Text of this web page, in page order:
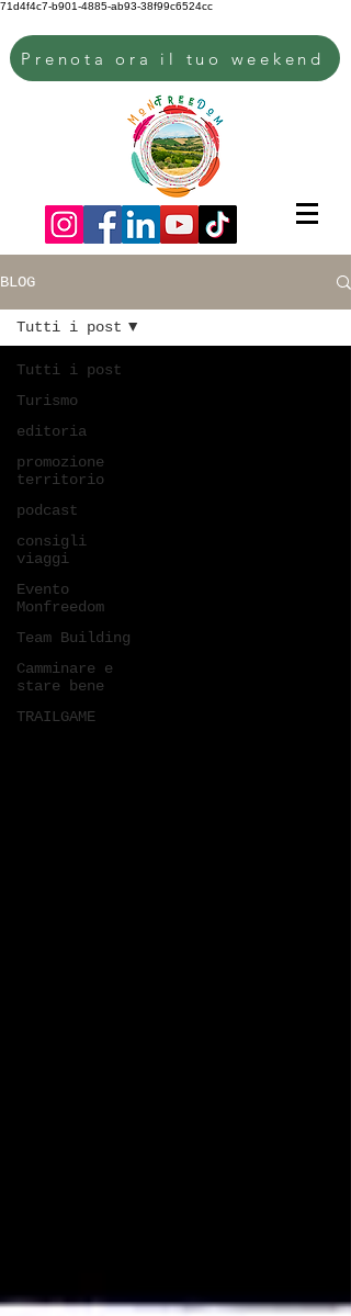
71d4f4c7-b901-4885-ab93-38f99c6524cc
Prenota ora il tuo weekend
BLOG
Tutti i post
Turismo
editoria
promozione
territorio
podcast
consigli
viaggi
Evento
Monfreedom
Team Building
Camminare e
stare bene
TRAILGAME
Tutti i post